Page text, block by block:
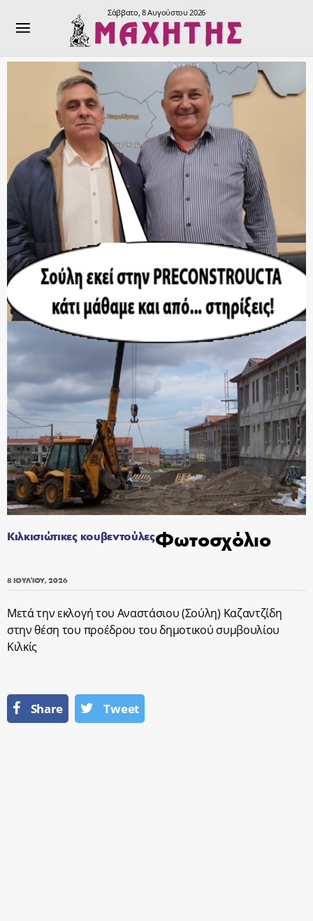
Σάββατο, 8 Αυγούστου 2026
Κιλκισιώτικες κουβεντούλεςΦωτοσχόλιο
8 ΙΟΥΛΊΟΥ, 2026
Μετά την εκλογή του Αναστάσιου (Σούλη) Καζαντζίδη
στην θέση του προέδρου του δημοτικού συμβουλίου
Κιλκίς
Share Tweet